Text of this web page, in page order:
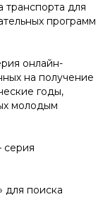
транспорта для
программ
онлайн-
на получение
годы,
молодым
серия
для поиска